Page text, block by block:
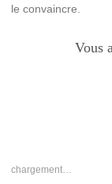
le convaincre.
Vous
chargement…